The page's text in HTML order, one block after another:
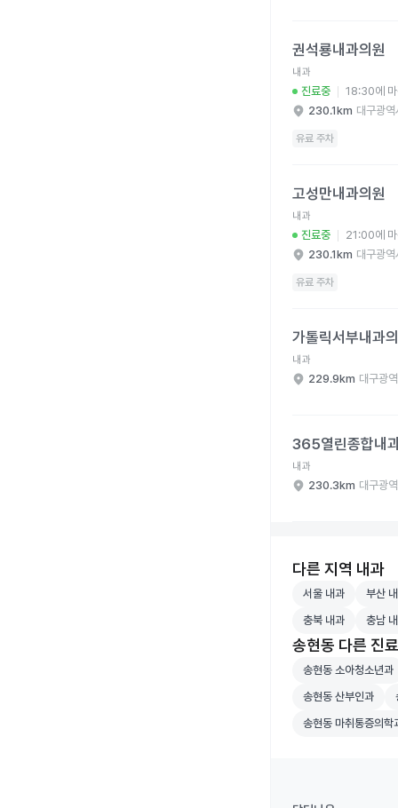
권석룡내과의원
내과
진료중
18:30에
230.1km 대구광
유료 주차
고성만내과의원
내과
진료중
21:00에
230.1km 대구광
유료 주차
가톨릭서부내과
내과
229.9km 대구광
365열린종합내
내과
230.3km 대구광
다른 지역 내과
서울 내과 병원 검
서울 내과 부산
부산
충북 내과 병원 검
충북 내과 충남
충남
송현동 다른 진
송현동 소아청소
송현동 소아청소년과
송현동 산부인과
송현동 산부인과
송현동 마취통증
송현동 마취통증의학